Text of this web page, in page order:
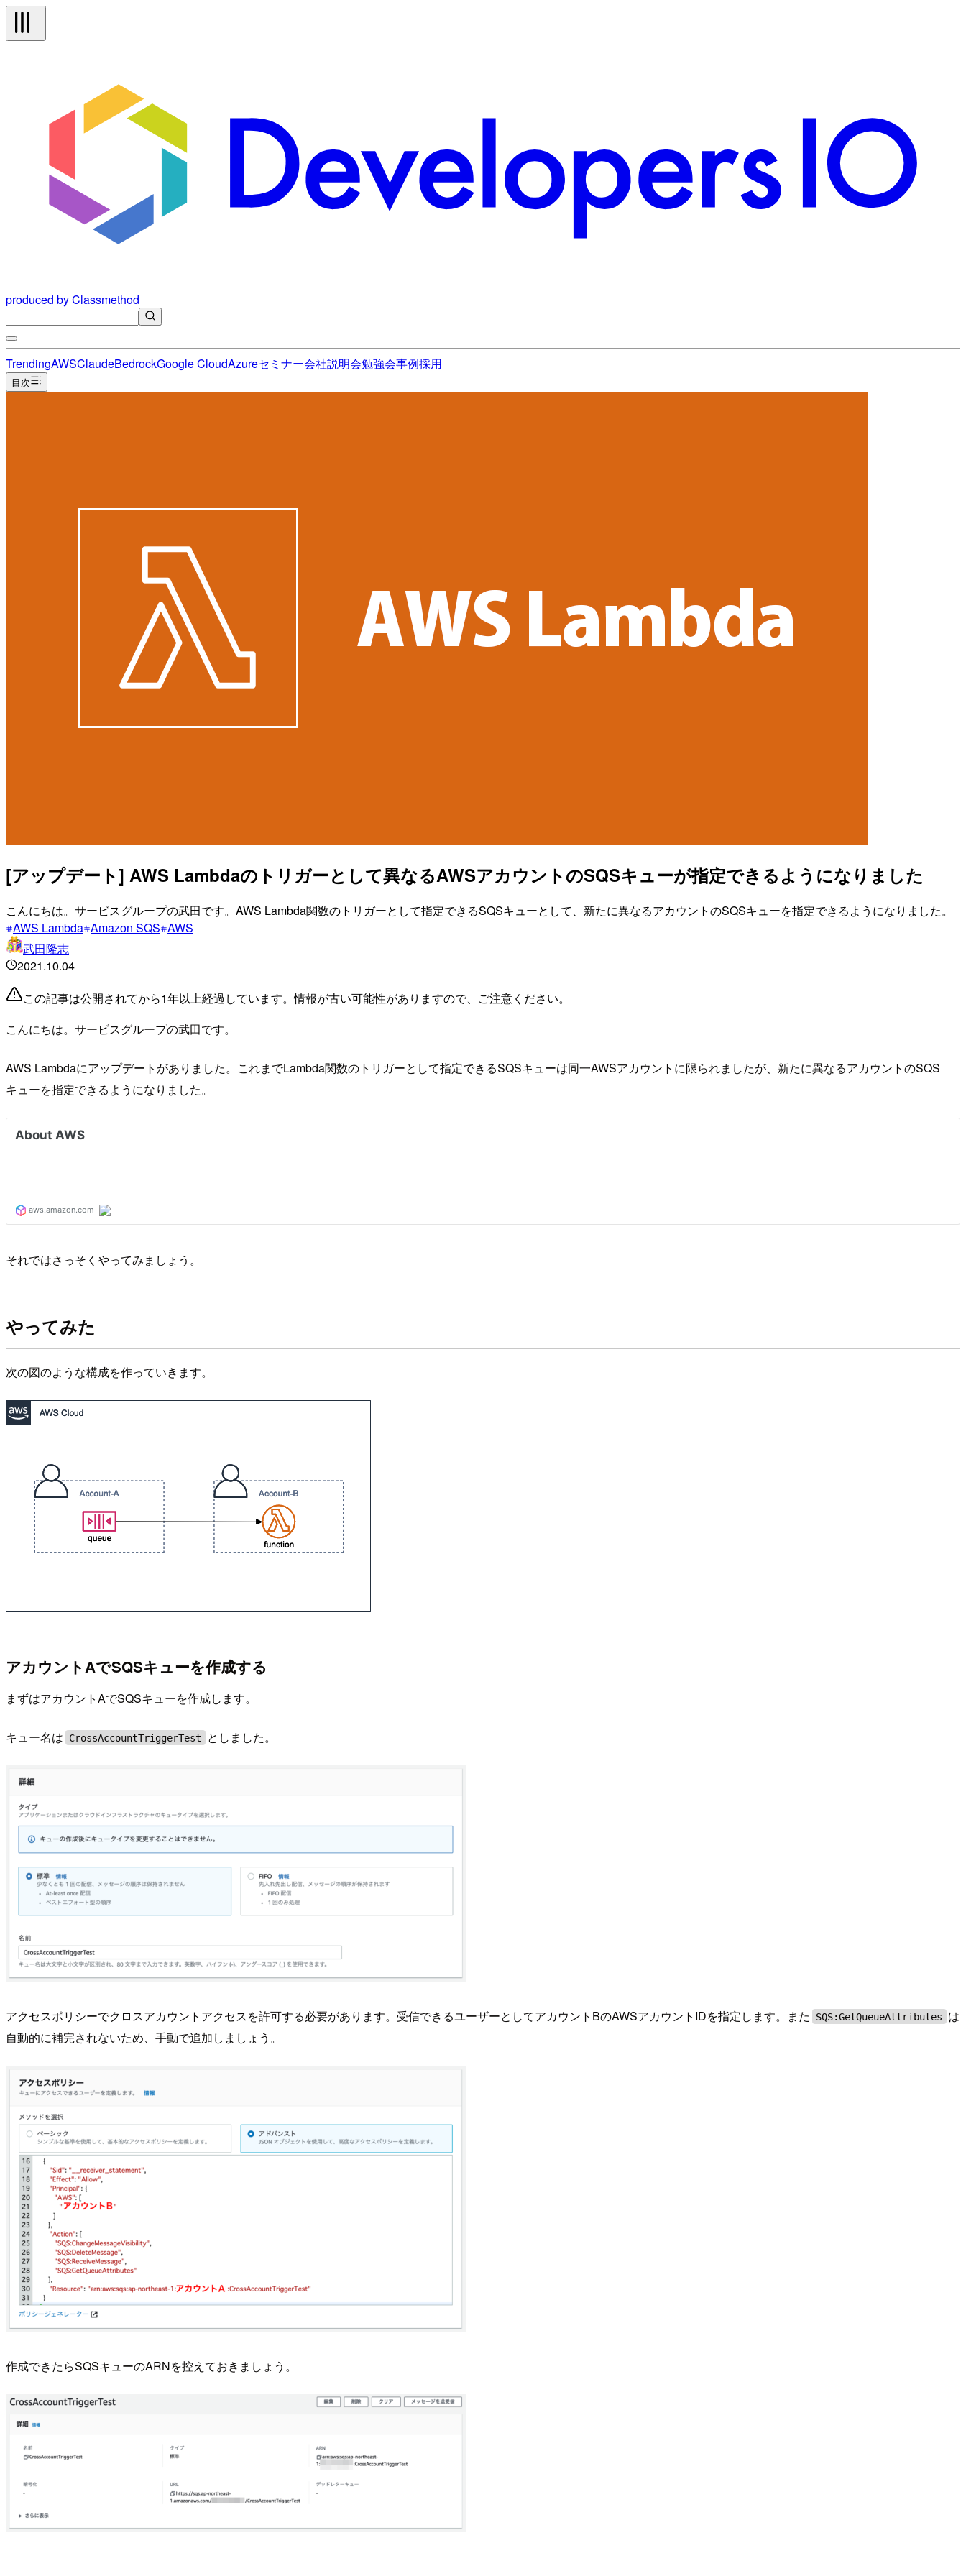
produced by Classmethod
TrendingAWSClaudeBedrockGoogle CloudAzureセミナー会社説明会勉強会事例採用
目次
[アップデート] AWS Lambdaのトリガーとして異なるAWSアカウントのSQSキューが指定できるようになりました
こんにちは。サービスグループの武田です。AWS Lambda関数のトリガーとして指定できるSQSキューとして、新たに異なるアカウントのSQSキューを指定できるようになりました。
AWS Lambda Amazon SQS AWS
武田隆志
2021.10.04
この記事は公開されてから1年以上経過しています。情報が古い可能性がありますので、ご注意ください。
こんにちは。サービスグループの武田です。
AWS Lambdaにアップデートがありました。これまでLambda関数のトリガーとして指定できるSQSキューは同一AWSアカウントに限られましたが、新たに異なるアカウントのSQS
キューを指定できるようになりました。
それではさっそくやってみましょう。
やってみた
次の図のような構成を作っていきます。
アカウントAでSQSキューを作成する
まずはアカウントAでSQSキューを作成します。
キュー名は CrossAccountTriggerTest としました。
アクセスポリシーでクロスアカウントアクセスを許可する必要があります。受信できるユーザーとしてアカウントBのAWSアカウントIDを指定します。また SQS:GetQueueAttributes
は
自動的に補完されないため、手動で追加しましょう。
作成できたらSQSキューのARNを控えておきましょう。